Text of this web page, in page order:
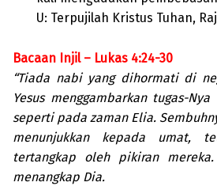
U: Terpujilah Kristus Tuhan,
Bacaan Injil – Lukas 4:24-30
“Tiada nabi yang dihormati di
Yesus menggambarkan tugas-
seperti pada zaman Elia.
menunjukkan kepada umat,
tertangkap oleh pikiran
menangkap Dia.